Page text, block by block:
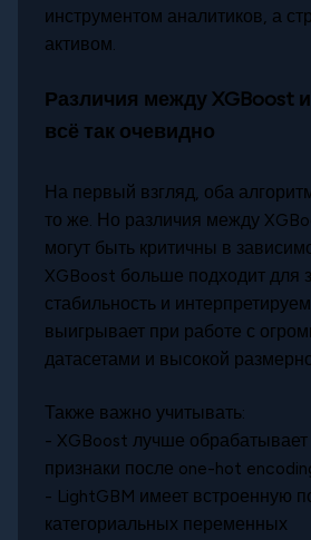
инструментом аналитиков, а
активом.
Различия между XGBoost
всё так очевидно
На первый взгляд, оба
то же. Но различия между
могут быть критичны в
XGBoost больше подходит для
стабильность и
выигрывает при работе с
датасетами и высокой
Также важно учитывать:
- XGBoost лучше обрабатывает
признаки после one-hot
- LightGBM имеет встроенную
категориальных переменных